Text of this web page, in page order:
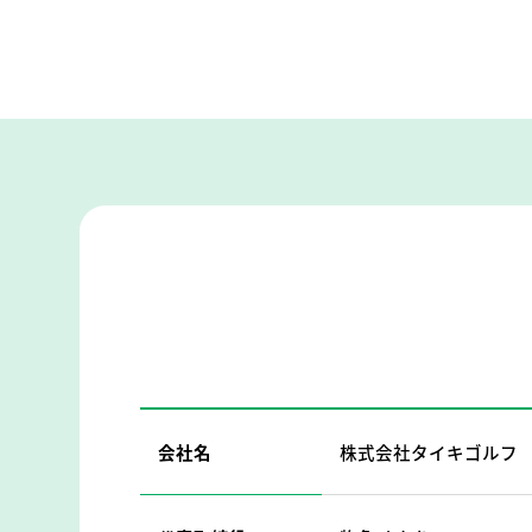
会社名 株式会社タイキゴルフ